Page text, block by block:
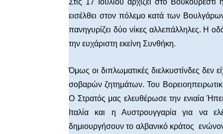
Στις 17 Ιουλίου αρχίζει στο
εισέλθει στον πόλεμο κατά των
πανηγυρίζει δύο νίκες αλλεπάλληλες. Η
την ευχάριστη εκείνη Συνθήκη.
Όμως οι διπλωματικές διελκυστίνδες δεν
σοβαρών ζητημάτων. Του
Ο Στρατός μας ελευθέρωσε την ενιαία
Ιταλία και η Αυστρουγγαρία για να
δημιουργήσουν το αλβανικό κράτος